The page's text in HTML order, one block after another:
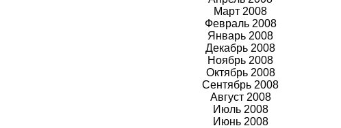
Март 2008
Февраль 2008
Январь 2008
Декабрь 2008
Ноябрь 2008
Октябрь 2008
Сентябрь 2008
Август 2008
Июль 2008
Июнь 2008